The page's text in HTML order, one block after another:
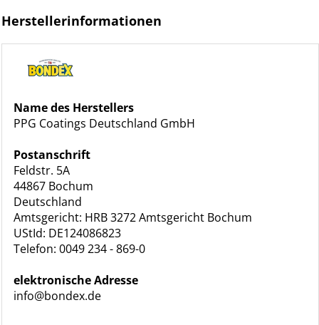
Herstellerinformationen
Name des Herstellers
PPG Coatings Deutschland GmbH
Postanschrift
Feldstr. 5A
44867 Bochum
Deutschland
Amtsgericht: HRB 3272 Amtsgericht Bochum
UStId: DE124086823
Telefon: 0049 234 - 869-0
elektronische Adresse
info@bondex.de